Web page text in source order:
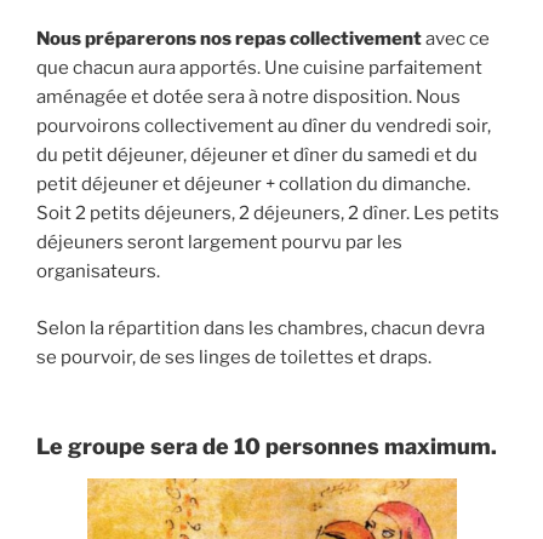
Nous préparerons nos repas collectivementavec ce
que chacun aura apportés. Une cuisine parfaitement
aménagée et dotée sera à notre disposition. Nous
pourvoirons collectivement au dîner du vendredi soir,
du petit déjeuner, déjeuner et dîner du samedi et du
petit déjeuner et déjeuner + collation du dimanche.
Soit 2 petits déjeuners, 2 déjeuners, 2 dîner. Les petits
déjeuners seront largement pourvu par les
organisateurs.
Selon la répartition dans les chambres, chacun devra
se pourvoir, de ses linges de toilettes et draps.
Le groupe sera de 10 personnes maximum.